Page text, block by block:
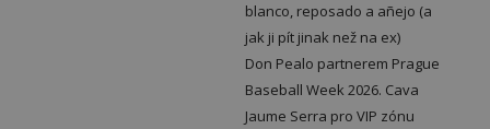
blanco, reposado a añejo (a
jak ji pít jinak než na ex)
Don Pealo partnerem Prague
Baseball Week 2026. Cava
Jaume Serra pro VIP zónu